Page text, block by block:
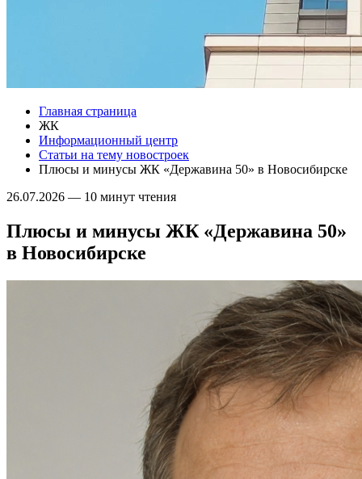
Главная страница
ЖК
Информационный центр
Статьи на тему новостроек
Плюсы и минусы ЖК «Державина 50» в Новосибирске
26.07.2026 — 10 минут чтения
Плюсы и минусы ЖК «Державина 50»
в Новосибирске